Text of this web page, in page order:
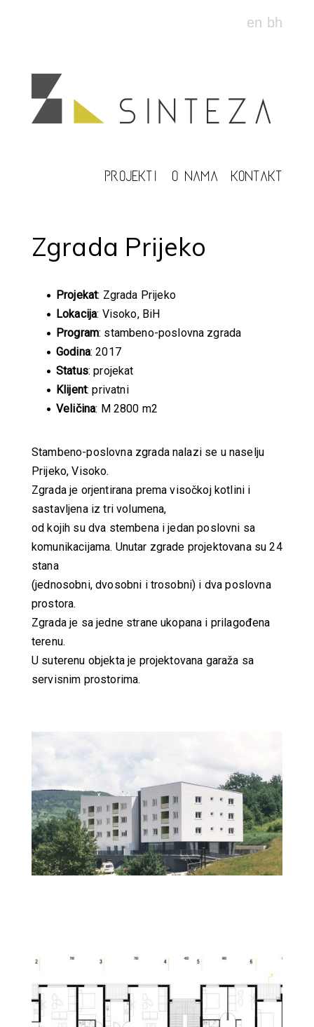
en bh
PROJEKTI O NAMA KONTAKT
Zgrada Prijeko
Projekat: Zgrada Prijeko
Lokacija: Visoko, BiH
Program: stambeno-poslovna zgrada
Godina: 2017
Status: projekat
Klijent: privatni
Veličina: M 2800 m2
Stambeno-poslovna zgrada nalazi se u naselju
Prijeko, Visoko.
Zgrada je orjentirana prema visočkoj kotlini i
sastavljena iz tri volumena,
od kojih su dva stembena i jedan poslovni sa
komunikacijama. Unutar zgrade projektovana su 24
stana
(jednosobni, dvosobni i trosobni) i dva poslovna
prostora.
Zgrada je sa jedne strane ukopana i prilagođena
terenu.
U suterenu objekta je projektovana garaža sa
servisnim prostorima.